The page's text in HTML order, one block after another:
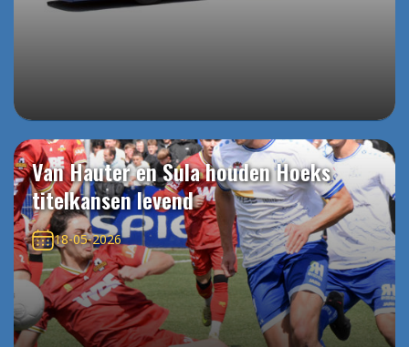
Van Hauter en Sula houden Hoeks
titelkansen levend
18-05-2026